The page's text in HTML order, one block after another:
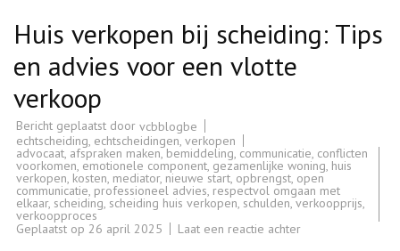
Huis verkopen bij scheiding: Tips
en advies voor een vlotte
verkoop
Bericht geplaatst door vcbblogbe
echtscheiding, echtscheidingen, verkopen
advocaat, afspraken maken,bemiddeling, communicatie, conflicten
voorkomen, emotionele component, gezamenlijke woning, huis
verkopen, kosten, mediator, nieuwe start, opbrengst, open
communicatie, professioneel advies, respectvol omgaan met
elkaar, scheiding, scheiding huis verkopen, schulden,verkoopprijs,
verkoopproces
Geplaatst op 26 april 2025 Laat een reactie achterop